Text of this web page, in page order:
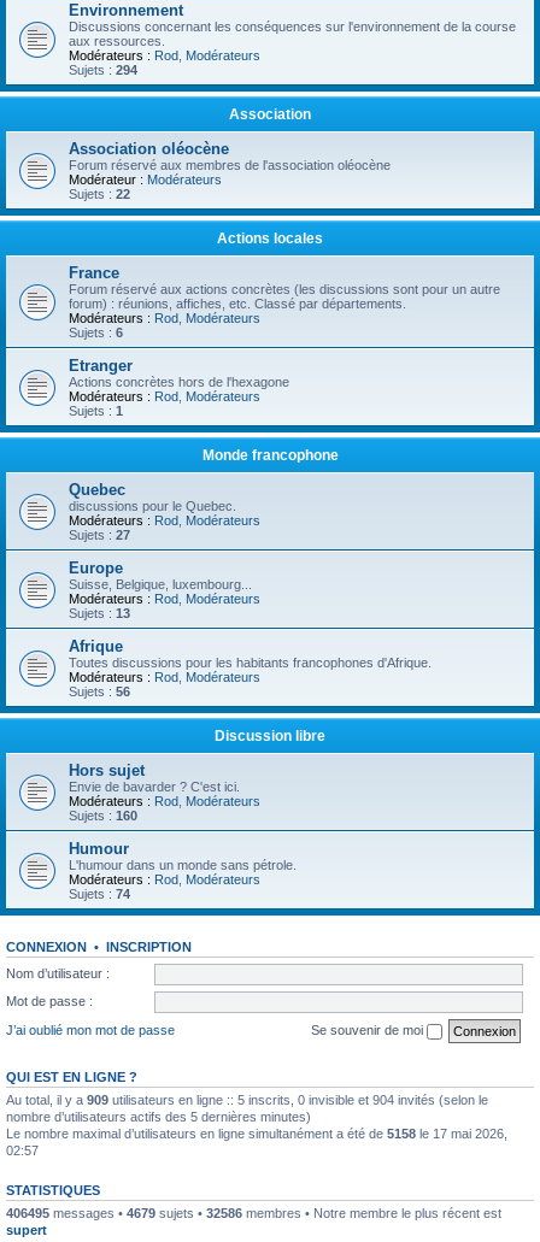
Environnement
Discussions concernant les conséquences sur l'environnement de la course
aux ressources.
Modérateurs : Rod Modérateurs
Sujets : 294
Association
Association oléocène
Forum réservé aux membres de l'association oléocène
Modérateur : Modérateurs
Sujets : 22
Actions locales
France
Forum réservé aux actions concrètes (les discussions sont pour un autre
forum) : réunions, affiches, etc. Classé par départements.
Modérateurs : Rod Modérateurs
Sujets : 6
Etranger
Actions concrètes hors de l'hexagone
Modérateurs : Rod Modérateurs
Sujets : 1
Monde francophone
Quebec
discussions pour le Quebec.
Modérateurs : Rod Modérateurs
Sujets : 27
Europe
Suisse, Belgique, luxembourg...
Modérateurs : Rod Modérateurs
Sujets : 13
Afrique
Toutes discussions pour les habitants francophones d'Afrique.
Modérateurs : Rod Modérateurs
Sujets : 56
Discussion libre
Hors sujet
Envie de bavarder ? C'est ici.
Modérateurs : Rod Modérateurs
Sujets : 160
Humour
L'humour dans un monde sans pétrole.
Modérateurs : Rod Modérateurs
Sujets : 74
CONNEXION • INSCRIPTION
Nom d’utilisateur :
Mot de passe :
J’ai oublié mon mot de passe
Se souvenir de moi
QUI EST EN LIGNE ?
Au total, il y a 909 utilisateurs en ligne :: 5 inscrits, 0 invisible et 904 invités (selon le
nombre d’utilisateurs actifs des 5 dernières minutes)
Le nombre maximal d’utilisateurs en ligne simultanément a été de 5158 le 17 mai 2026,
02:57
STATISTIQUES
406495 messages • 4679 sujets • 32586 membres • Notre membre le plus récent est
supert